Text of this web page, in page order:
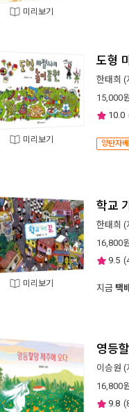
미리보기
미리보기
도형
한태희 (
15,000
10.0
양탄자
미리보기
학교
한태희 (
16,800
9.5 (
지금 택
영등
이승원 (
16,800
9.8 (